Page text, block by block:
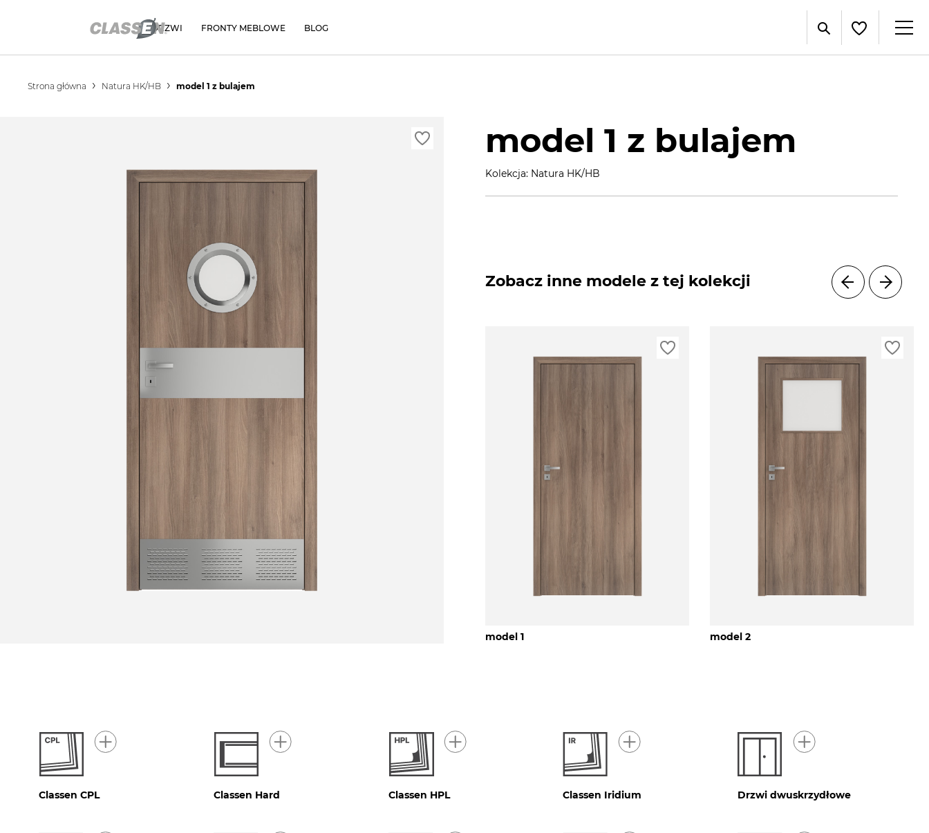
DRZWI FRONTY MEBLOWE BLOG
Strona główna Natura HK/HB model 1 z bulajem
model 1 z bulajem
Kolekcja: Natura HK/HB
Zobacz inne modele z tej kolekcji
model 1 model 2
Classen CPL Classen Hard Classen HPL Classen Iridium Drzwi dwuskrzydłowe